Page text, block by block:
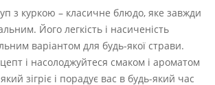
з куркою – класичне блюдо, яке завжди
Його легкість і насиченість
варіантом для будь-якої страви.
і насолоджуйтеся смаком і ароматом
зігріє і порадує вас в будь-який час